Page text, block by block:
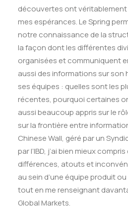
découvertes ont véritablement
mes espérances. Le Spring
notre connaissance de la
la façon dont les différentes
organisées et communiquent
aussi des informations sur son
ses équipes : quelles sont les
récentes, pourquoi certaines
aussi beaucoup appris sur le
sur la frontière entre
Chinese Wall, géré par un
par l’IBD, j’ai bien mieux
différences, atouts et
au sein d’une équipe produit
tout en me renseignant
Global Markets.